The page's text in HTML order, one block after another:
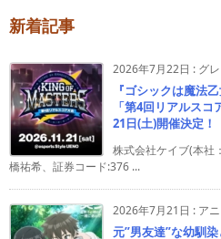
新着記事
2026年7月22日 : グ
『ゴシックは魔法
「第4回リアルス
21日(土)開催決定！
株式会社ケイブ(本社
橋祐希、証券コード:376 ...
2026年7月21日 : ア
元”男友達”な幼馴